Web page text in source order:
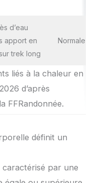
d’eau
apport en
trek long
Normale
liés à la chaleur en
d’après
FFRandonnée.
définit un
par une